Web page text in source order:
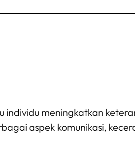
meningkatkan
aspek komunikasi,